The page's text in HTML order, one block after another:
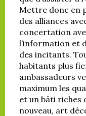
Mettre donc en
des alliances
concertation
l’information et
des incitants.
habitants plus
ambassadeurs
maximum les
et un bâti riches
nouveau, art